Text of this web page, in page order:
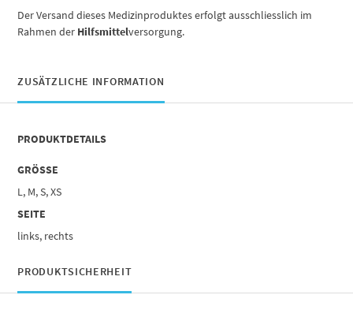
Der Versand dieses Medizinproduktes erfolgt ausschliesslich im
Rahmen der Hilfsmittelversorgung.
ZUSÄTZLICHE INFORMATION
PRODUKTDETAILS
GRÖSSE
L, M, S, XS
SEITE
links, rechts
PRODUKTSICHERHEIT